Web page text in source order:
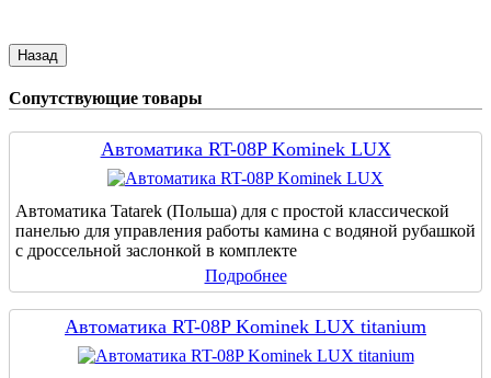
Сопутствующие товары
Автоматика RT-08P Kominek LUX
Автоматика Tatarek (Польша) для с простой классической
панелью для управления работы камина с водяной рубашкой
с дроссельной заслонкой в комплекте
Подробнее
Автоматика RT-08P Kominek LUX titanium